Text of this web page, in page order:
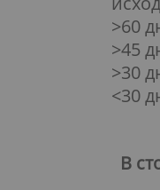
>60
>45
>30
<30
В